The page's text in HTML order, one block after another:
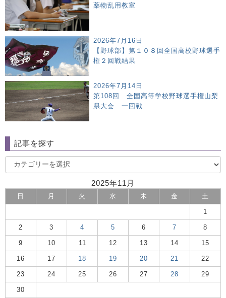
薬物乱用教室
2026年7月16日
【野球部】第１０８回全国高校野球選手
権２回戦結果
2026年7月14日
第108回 全国高等学校野球選手権山梨
県大会 一回戦
記事を探す
2025年11月
日 月 火 水 木 金 土
1
2 3 4 5 6 7 8
9 10 11 12 13 14 15
16 17 18 19 20 21 22
23 24 25 26 27 28 29
30